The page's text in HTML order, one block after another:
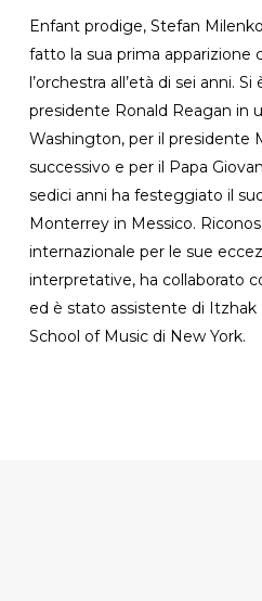
Enfant prodige, Stefan
fatto la sua prima apparizione
l’orchestra all’età di sei anni.
presidente Ronald Reagan in
Washington, per il presidente
successivo e per il Papa
sedici anni ha festeggiato il
Monterrey in Messico.
internazionale per le sue
interpretative, ha collaborato
ed è stato assistente di Itzhak
School of Music di New York.